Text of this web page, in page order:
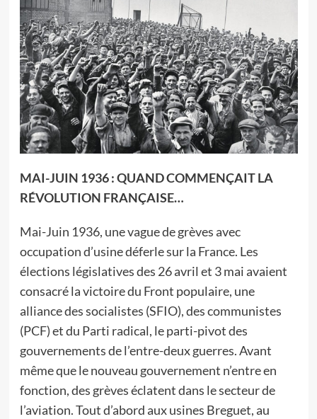
MAI-JUIN 1936 : QUAND COMMENÇAIT LA
RÉVOLUTION FRANÇAISE…
Mai-Juin 1936, une vague de grèves avec
occupation d’usine déferle sur la France. Les
élections législatives des 26 avril et 3 mai avaient
consacré la victoire du Front populaire, une
alliance des socialistes (SFIO), des communistes
(PCF) et du Parti radical, le parti-pivot des
gouvernements de l’entre-deux guerres. Avant
même que le nouveau gouvernement n’entre en
fonction, des grèves éclatent dans le secteur de
l’aviation. Tout d’abord aux usines Breguet, au